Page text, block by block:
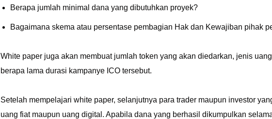
Berapa jumlah minimal dana yang dibutuhkan proyek?
Bagaimana skema atau persentase pembagian Hak dan Kewajiban pihak
White paper juga akan membuat jumlah token yang akan diedarkan, jenis
berapa lama durasi kampanye ICO tersebut.
Setelah mempelajari white paper, selanjutnya para trader maupun investor
uang fiat maupun uang digital. Apabila dana yang berhasil dikumpulkan